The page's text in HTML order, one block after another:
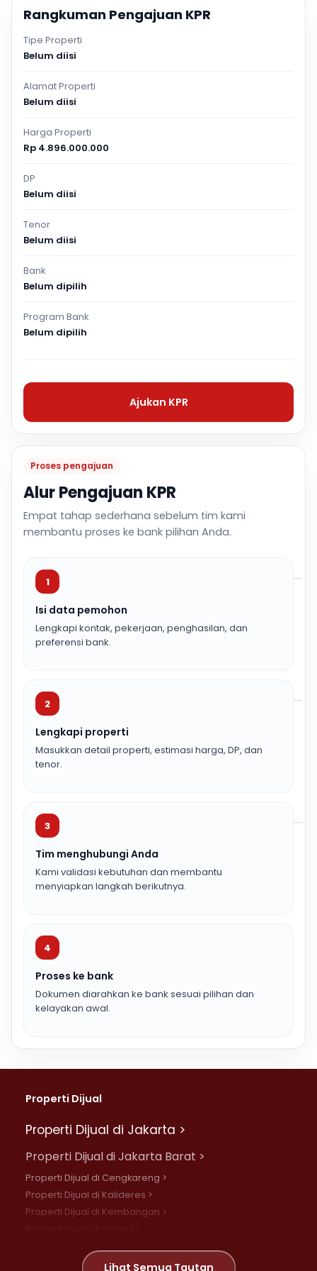
Proses pengajuan
Alur Pengajuan KPR
Empat tahap sederhana sebelum tim kami
membantu proses ke bank pilihan Anda.
1
Isi data pemohon
Lengkapi kontak, pekerjaan, penghasilan, dan
preferensi bank.
2
Lengkapi properti
Masukkan detail properti, estimasi harga, DP, dan
tenor.
3
Tim menghubungi Anda
Kami validasi kebutuhan dan membantu
menyiapkan langkah berikutnya.
4
Proses ke bank
Dokumen diarahkan ke bank sesuai pilihan dan
kelayakan awal.
Rangkuman Pengajuan KPR
Tipe Properti
Belum diisi
Alamat Properti
Belum diisi
Harga Properti
Rp 4.896.000.000
DP
Belum diisi
Tenor
Belum diisi
Bank
Belum dipilih
Program Bank
Belum dipilih
Ajukan KPR
Properti Dijual
Properti Dijual di Jakarta >
Properti Dijual di Jakarta Barat >
Properti Dijual di Cengkareng >
Properti Dijual di Kalideres >
Properti Dijual di Kembangan >
Properti Dijual di Meruya >Lihat Semua Tautan